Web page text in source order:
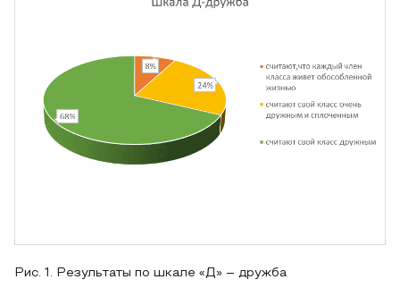
Рис. 1. Результаты по шкале «Д» – дружба